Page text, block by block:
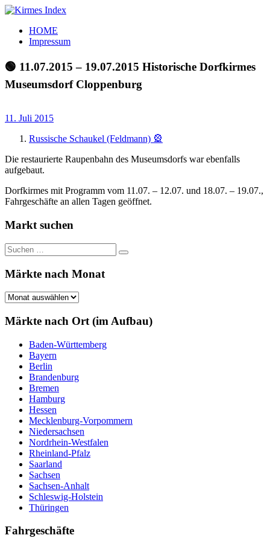
Zum
springen
Kirmes
Index
Tourpläne
der
letzten
Jahre
HOME
Impressum
🟢 11.07.2015 – 19.07.2015 Historische Dorfkirmes
Museumsdorf Cloppenburg
11. Juli 2015
Russische Schaukel (Feldmann) 🎡
Die restaurierte Raupenbahn des Museumsdorfs war ebenfalls
aufgebaut.
Dorfkirmes mit Programm vom 11.07. – 12.07. und 18.07. – 19.07.,
Fahrgeschäfte an allen Tagen geöffnet.
Markt suchen
Suchen
nach:
Suchen
Märkte nach Monat
Märkte
Monat
Märkte nach Ort (im Aufbau)
Baden-Württemberg
Bayern
Berlin
Brandenburg
Bremen
Hamburg
Hessen
Mecklenburg-Vorpommern
Niedersachsen
Nordrhein-Westfalen
Rheinland-Pfalz
Saarland
Sachsen
Sachsen-Anhalt
Schleswig-Holstein
Thüringen
Fahrgeschäfte